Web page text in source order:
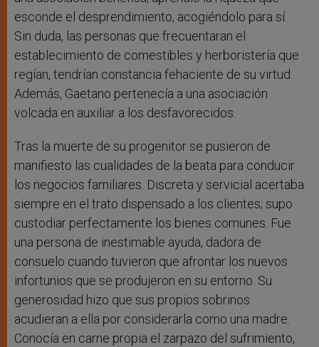
esconde el desprendimiento, acogiéndolo para sí.
Sin duda, las personas que frecuentaran el
establecimiento de comestibles y herboristería que
regían, tendrían constancia fehaciente de su virtud.
Además, Gaetano pertenecía a una asociación
volcada en auxiliar a los desfavorecidos.
Tras la muerte de su progenitor se pusieron de
manifiesto las cualidades de la beata para conducir
los negocios familiares. Discreta y servicial acertaba
siempre en el trato dispensado a los clientes; supo
custodiar perfectamente los bienes comunes. Fue
una persona de inestimable ayuda, dadora de
consuelo cuando tuvieron que afrontar los nuevos
infortunios que se produjeron en su entorno. Su
generosidad hizo que sus propios sobrinos
acudieran a ella por considerarla como una madre.
Conocía en carne propia el zarpazo del sufrimiento,